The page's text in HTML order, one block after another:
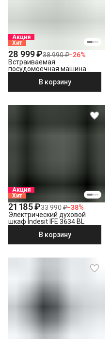
Акция
Хит
28 999 ₽38 990 ₽−26%
Встраиваемая
посудомоечная машина
В корзину
Акция
Хит
21 185 ₽33 990 ₽−38%
Электрический духовой
шкаф Indesit IFE 3634 BL
В корзину